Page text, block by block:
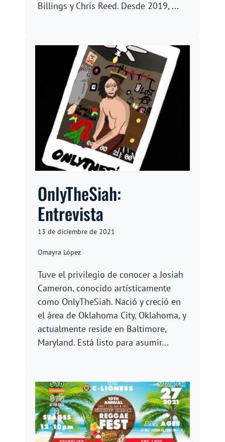
Billings y Chris Reed. Desde 2019, ...
OnlyTheSiah:
Entrevista
13 de diciembre de 2021
Omayra López
Tuve el privilegio de conocer a Josiah
Cameron, conocido artísticamente
como OnlyTheSiah. Nació y creció en
el área de Oklahoma City, Oklahoma, y
actualmente reside en Baltimore,
Maryland. Está listo para asumir...